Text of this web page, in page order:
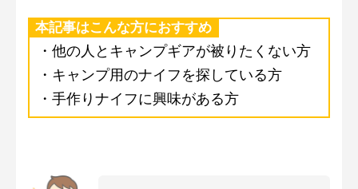
本記事はこんな方におすすめ
・他の人とキャンプギアが被りたくない方
・キャンプ用のナイフを探している方
・手作りナイフに興味がある方